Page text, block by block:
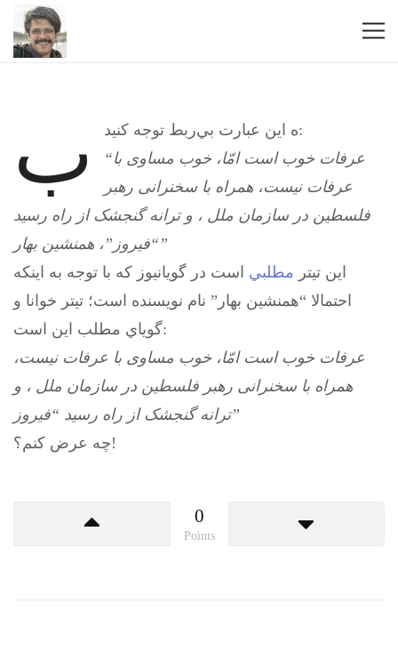
ب
ه اين عبارت بي‌ربط توجه كنيد:
“عرفات خوب است امّا، خوب مساوی با
عرفات نیست، همراه با سخنرانی رهبر
فلسطین در سازمان ملل ، و ترانه گنجشک از راه رسید
“فيروز”، همنشين بهار”
اين تيتر مطلبي است در گويانيوز كه با توجه به اينكه
احتمالا “همنشين بهار” نام نويسنده است؛ تيتر خوانا و
گوياي مطلب اين است:
عرفات خوب است امّا، خوب مساوی با عرفات نیست،
همراه با سخنرانی رهبر فلسطین در سازمان ملل ، و
ترانه گنجشک از راه رسید “فيروز”
چه عرض كنم؟!
0
Points